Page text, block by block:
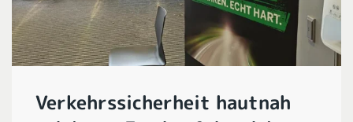
Verkehrssicherheit hautnah